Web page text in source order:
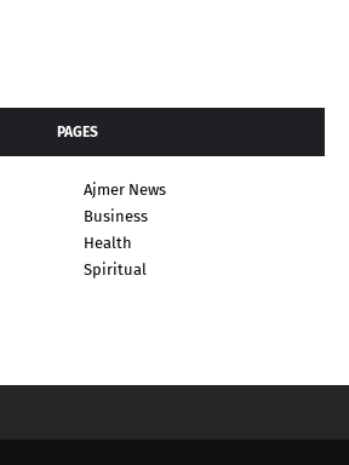
PAGES
Ajmer News
Business
Health
Spiritual